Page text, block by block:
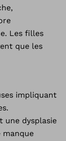
Les filles
que les
impliquant
une dysplasie
manque